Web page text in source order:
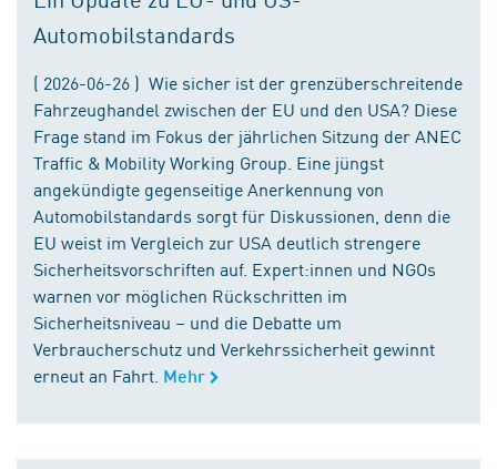
Automobilstandards
( 2026-06-26 ) Wie sicher ist der grenzüberschreitende
Fahrzeughandel zwischen der EU und den USA? Diese
Frage stand im Fokus der jährlichen Sitzung der ANEC
Traffic & Mobility Working Group. Eine jüngst
angekündigte gegenseitige Anerkennung von
Automobilstandards sorgt für Diskussionen, denn die
EU weist im Vergleich zur USA deutlich strengere
Sicherheitsvorschriften auf. Expert:innen und NGOs
warnen vor möglichen Rückschritten im
Sicherheitsniveau – und die Debatte um
Verbraucherschutz und Verkehrssicherheit gewinnt
erneut an Fahrt. Mehr